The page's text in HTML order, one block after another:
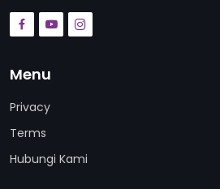
Menu
Privacy
Terms
Hubungi Kami